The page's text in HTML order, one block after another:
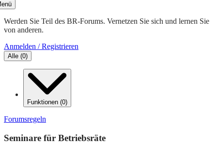
Werden Sie Teil des BR-Forums. Vernetzen Sie sich und lernen Sie
von anderen.
Anmelden / Registrieren
Alle (0)
Funktionen (0)
Forumsregeln
Seminare für Betriebsräte